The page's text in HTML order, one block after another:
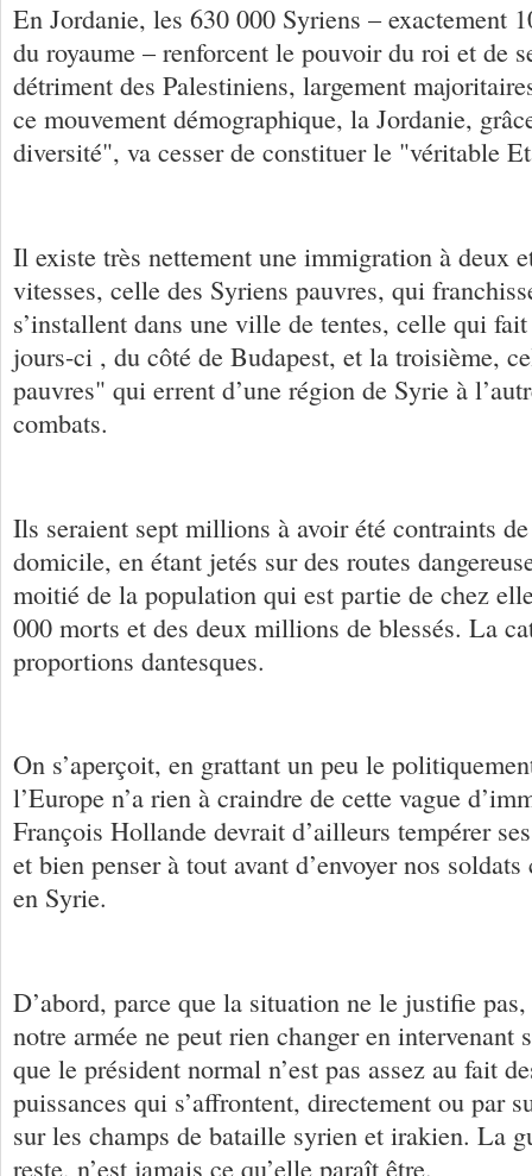
En Jordanie, les 630 000 Syriens – exactement
du royaume – renforcent le pouvoir du roi et de
détriment des Palestiniens, largement
ce mouvement démographique, la Jordanie,
diversité", va cesser de constituer le "véritable
Il existe très nettement une immigration à deux
vitesses, celle des Syriens pauvres, qui
s’installent dans une ville de tentes, celle qui
jours-ci , du côté de Budapest, et la troisième,
pauvres" qui errent d’une région de Syrie à
combats.
Ils seraient sept millions à avoir été contraints
domicile, en étant jetés sur des routes
moitié de la population qui est partie de chez
000 morts et des deux millions de blessés. La
proportions dantesques.
On s’aperçoit, en grattant un peu le
l’Europe n’a rien à craindre de cette vague
François Hollande devrait d’ailleurs tempérer
et bien penser à tout avant d’envoyer nos
en Syrie.
D’abord, parce que la situation ne le justifie
notre armée ne peut rien changer en intervenant
que le président normal n’est pas assez au fait
puissances qui s’affrontent, directement ou par
sur les champs de bataille syrien et irakien. La
reste, n’est jamais ce qu’elle paraît être.